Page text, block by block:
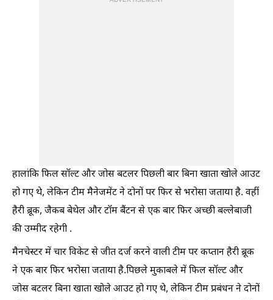
हालांकि फिल सॉल्ट और जोस बटलर पिछली बार बिना खाता खोले आउट
हो गए थे, लेकिन टीम मैनेजमेंट ने दोनों पर फिर से भरोसा जताया है. वहीं
हैरी ब्रूक, जैकब बेथेल और टॉम बैंटन से एक बार फिर अच्छी बल्लेबाजी
की उम्मीद रहेगी .
मैनचेस्टर में चार विकेट से जीत दर्ज करने वाली टीम पर कप्तान हैरी ब्रूक
ने एक बार फिर भरोसा जताया है.पिछले मुकाबले में फिल सॉल्ट और
जोस बटलर बिना खाता खोले आउट हो गए थे, लेकिन टीम प्रबंधन ने दोनों